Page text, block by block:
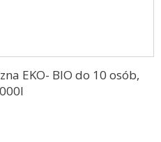
EKO- BIO do 10 osób,